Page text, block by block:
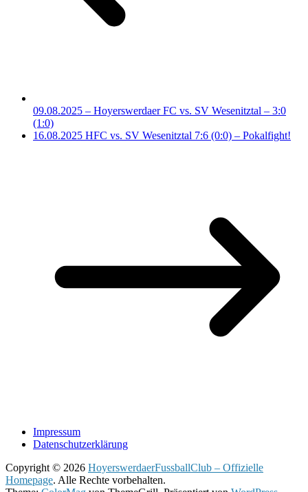
09.08.2025 – Hoyerswerdaer FC vs. SV Wesenitztal – 3:0
(1:0)
16.08.2025 HFC vs. SV Wesenitztal 7:6 (0:0) – Pokalfight!
Impressum
Datenschutzerklärung
Copyright © 2026 HoyerswerdaerFussballClub – Offizielle
Homepage. Alle Rechte vorbehalten.